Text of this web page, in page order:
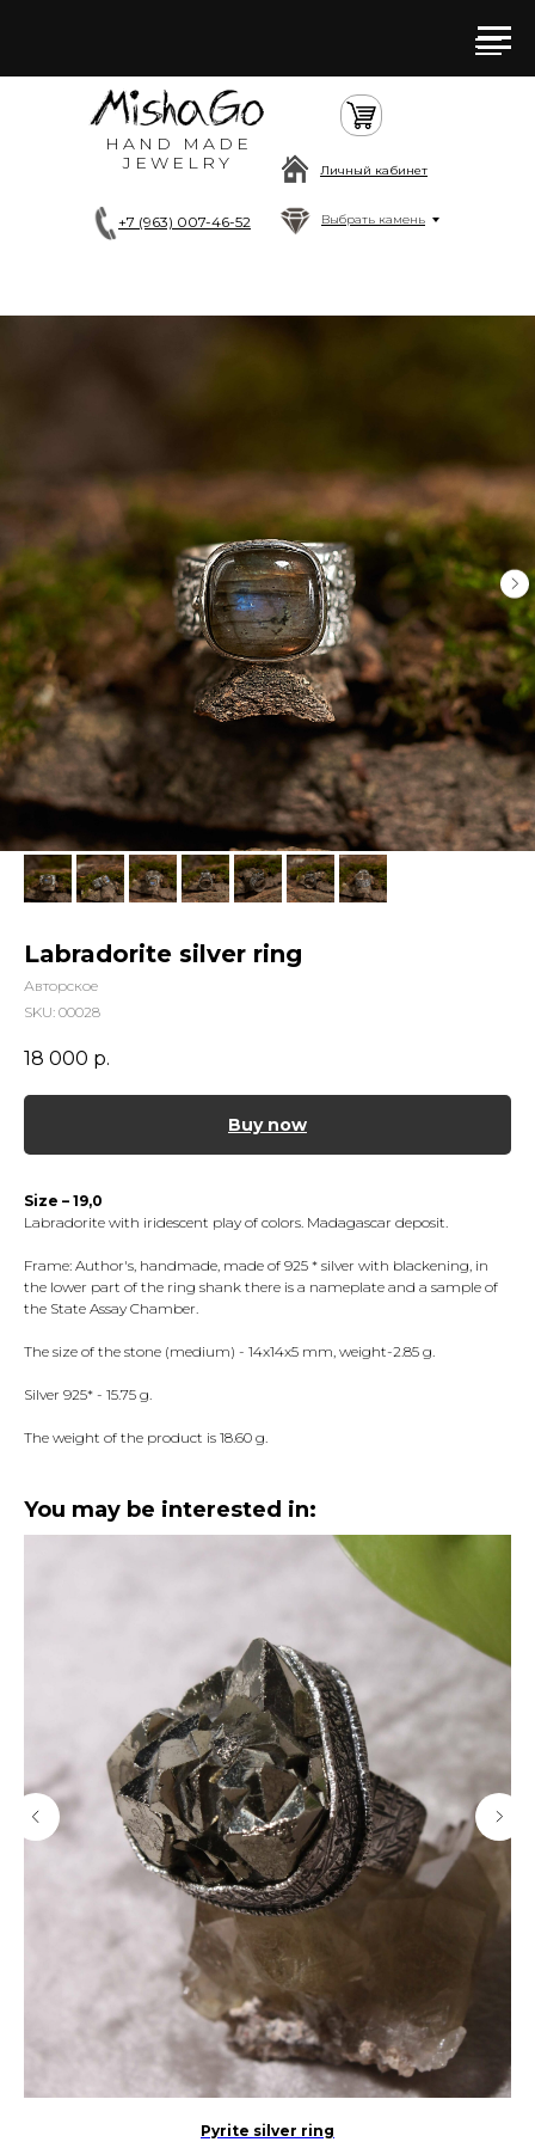
HAND MADE
JEWELRY
+7 (963) 007-46-52 Выбрать камень
Личный кабинет
Labradorite silver ring
Авторское
SKU: 00028
18 000 р.
Buy now
Size – 19,0
Labradorite with iridescent play of colors. Madagascar deposit.
Frame: Author's, handmade, made of 925 * silver with blackening, in
the lower part of the ring shank there is a nameplate and a sample of
the State Assay Chamber.
The size of the stone (medium) - 14x14x5 mm, weight-2.85 g.
Silver 925* - 15.75 g.
The weight of the product is 18.60 g.
You may be interested in:
Pyrite silver ring